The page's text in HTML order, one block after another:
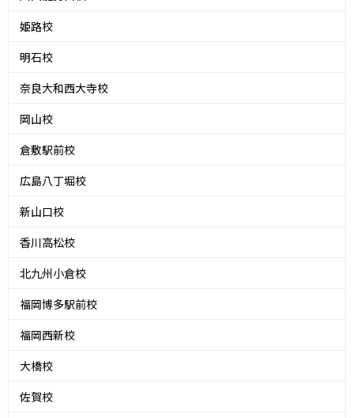
姫路校
明石校
奈良大和西大寺校
岡山校
倉敷駅前校
広島八丁堀校
新山口校
香川高松校
北九州小倉校
福岡博多駅前校
福岡西新校
大橋校
佐賀校